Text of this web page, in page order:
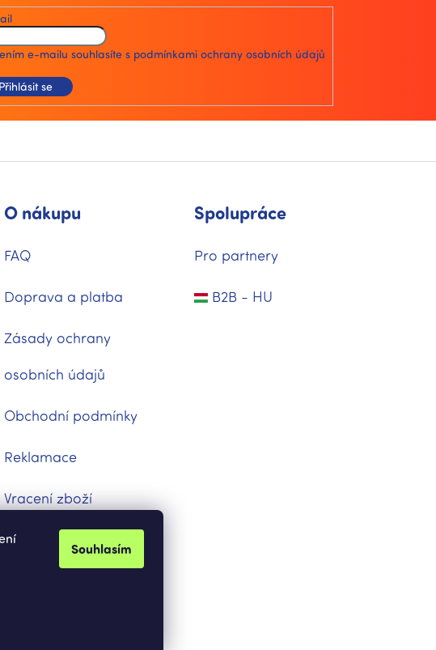
Souhlasím
e-mailu souhlasíte s podmínkami ochrany osobních údajů
Přihlásit se
O nákupu
FAQ
Doprava a platba
Zásady ochrany
osobních údajů
Obchodní podmínky
Reklamace
Vracení zboží
Moje objednávka
Spolupráce
Pro partnery
B2B - HU